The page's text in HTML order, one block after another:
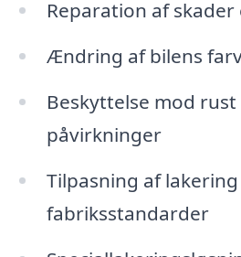
Reparation af
Ændring af bilens
Beskyttelse mod
påvirkninger
Tilpasning af
fabriksstandarder